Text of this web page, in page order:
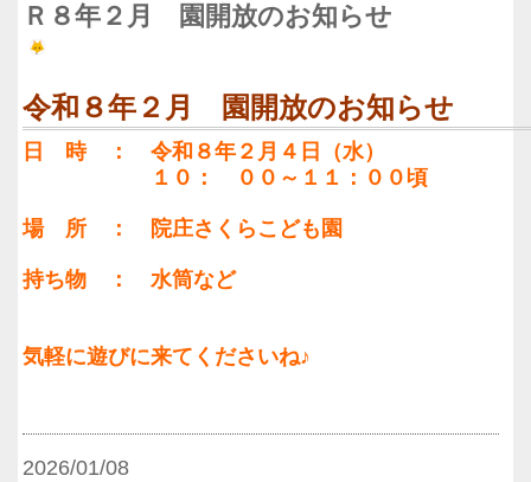
Ｒ８年２月 園開放のお知らせ
令和８年２月 園開放のお知らせ
日 時 ： 令和８年２月４日（水）
１０： ００～１１：００頃
場 所 ： 院庄さくらこども園
持ち物 ： 水筒など
気軽に遊びに来てくださいね♪
2026/01/08